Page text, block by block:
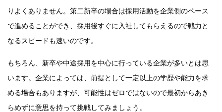
りよくありません。第二新卒の場合は採用活動を企業側のペース
で進めることができ、採用後すぐに入社してもらえるので戦力と
なるスピードも速いのです。
もちろん、新卒や中途採用を中心に行っている企業が多いとは思
います。企業によっては、前提として一定以上の学歴や能力を求
める場合もありますが、可能性はゼロではないので最初からあき
らめずに意思を持って挑戦してみましょう。